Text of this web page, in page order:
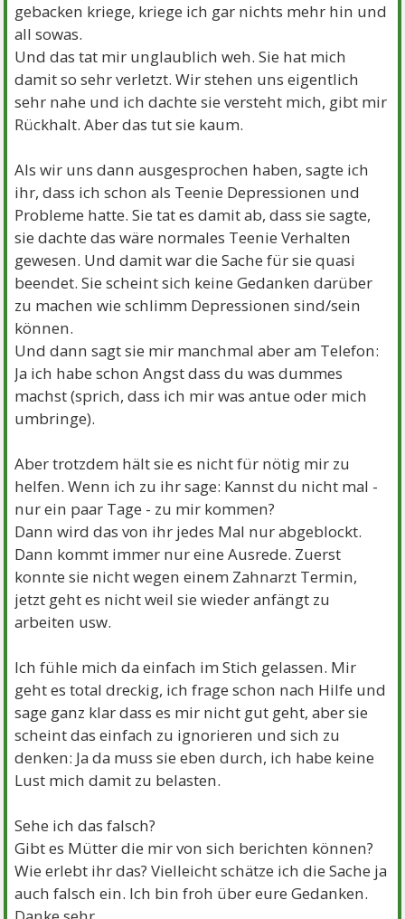
gebacken kriege, kriege ich gar nichts mehr hin und
all sowas.
Und das tat mir unglaublich weh. Sie hat mich
damit so sehr verletzt. Wir stehen uns eigentlich
sehr nahe und ich dachte sie versteht mich, gibt mir
Rückhalt. Aber das tut sie kaum.
Als wir uns dann ausgesprochen haben, sagte ich
ihr, dass ich schon als Teenie Depressionen und
Probleme hatte. Sie tat es damit ab, dass sie sagte,
sie dachte das wäre normales Teenie Verhalten
gewesen. Und damit war die Sache für sie quasi
beendet. Sie scheint sich keine Gedanken darüber
zu machen wie schlimm Depressionen sind/sein
können.
Und dann sagt sie mir manchmal aber am Telefon:
Ja ich habe schon Angst dass du was dummes
machst (sprich, dass ich mir was antue oder mich
umbringe).
Aber trotzdem hält sie es nicht für nötig mir zu
helfen. Wenn ich zu ihr sage: Kannst du nicht mal -
nur ein paar Tage - zu mir kommen?
Dann wird das von ihr jedes Mal nur abgeblockt.
Dann kommt immer nur eine Ausrede. Zuerst
konnte sie nicht wegen einem Zahnarzt Termin,
jetzt geht es nicht weil sie wieder anfängt zu
arbeiten usw.
Ich fühle mich da einfach im Stich gelassen. Mir
geht es total dreckig, ich frage schon nach Hilfe und
sage ganz klar dass es mir nicht gut geht, aber sie
scheint das einfach zu ignorieren und sich zu
denken: Ja da muss sie eben durch, ich habe keine
Lust mich damit zu belasten.
Sehe ich das falsch?
Gibt es Mütter die mir von sich berichten können?
Wie erlebt ihr das? Vielleicht schätze ich die Sache ja
auch falsch ein. Ich bin froh über eure Gedanken.